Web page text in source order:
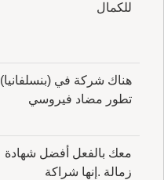
للكمال
هناك شركة في (بنسلفانيا)
تطور مضاد فيروسي
معك بالفعل أفضل شهادة
زمالة .إنها شراكة